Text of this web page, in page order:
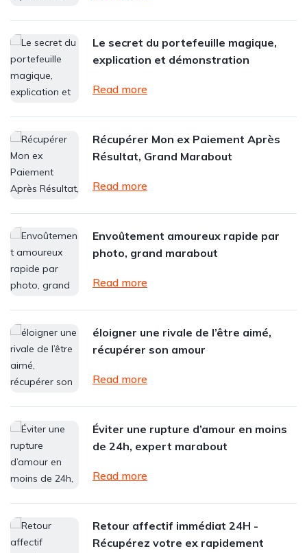
Le secret du portefeuille magique,
explication et démonstration
Read more
Récupérer Mon ex Paiement Après
Résultat, Grand Marabout
Read more
Envoûtement amoureux rapide par
photo, grand marabout
Read more
éloigner une rivale de l’être aimé,
récupérer son amour
Read more
Éviter une rupture d’amour en moins
de 24h, expert marabout
Read more
Retour affectif immédiat 24H -
Récupérez votre ex rapidement